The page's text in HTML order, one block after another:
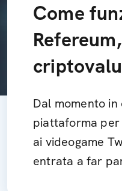
Come
Dal momento
piattaforma per
ai videogame
entrata a far